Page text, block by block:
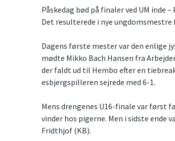
Påskedag bød på finaler ved UM inde
Det resulterede i nye
Dagens første mester var den enlige
mødte Mikko Bach Hansen fra
der faldt ud til Hembo efter en
esbjergspilleren sejrede med 6-1.
Mens drengenes U16-finale var først
vinder hos pigerne. Men i sidste ende
Fridthjof (KB).